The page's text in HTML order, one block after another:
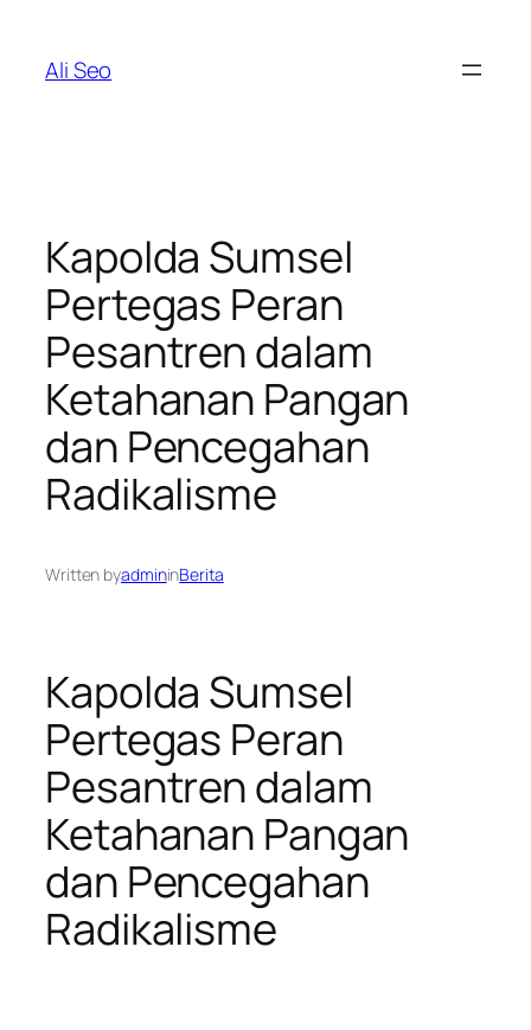
content
Ali Seo
Kapolda Sumsel
Pertegas Peran
Pesantren dalam
Ketahanan Pangan
dan Pencegahan
Radikalisme
Written byadmininBerita
Kapolda Sumsel
Pertegas Peran
Pesantren dalam
Ketahanan Pangan
dan Pencegahan
Radikalisme